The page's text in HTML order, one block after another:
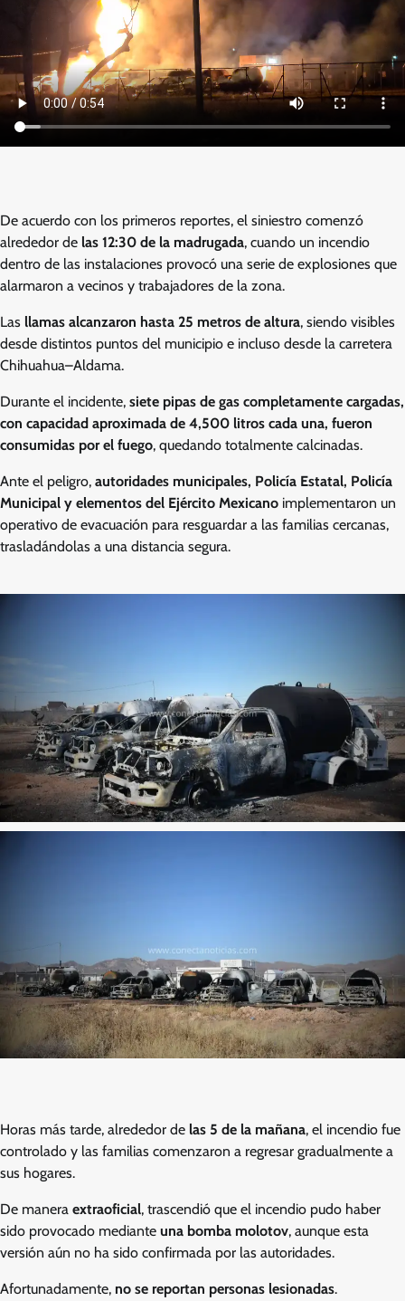
De acuerdo con los primeros reportes, el siniestro comenzó
alrededor de las 12:30 de la madrugada, cuando un incendio
dentro de las instalaciones provocó una serie de explosiones que
alarmaron a vecinos y trabajadores de la zona.
Las llamas alcanzaron hasta 25 metros de altura, siendo visibles
desde distintos puntos del municipio e incluso desde la carretera
Chihuahua–Aldama.
Durante el incidente, siete pipas de gas completamente cargadas,
con capacidad aproximada de 4,500 litros cada una, fueron
consumidas por el fuego, quedando totalmente calcinadas.
Ante el peligro, autoridades municipales, Policía Estatal, Policía
Municipal y elementos del Ejército Mexicano implementaron un
operativo de evacuación para resguardar a las familias cercanas,
trasladándolas a una distancia segura.
Horas más tarde, alrededor de las 5 de la mañana, el incendio fue
controlado y las familias comenzaron a regresar gradualmente a
sus hogares.
De manera extraoficial, trascendió que el incendio pudo haber
sido provocado mediante una bomba molotov, aunque esta
versión aún no ha sido confirmada por las autoridades.
Afortunadamente, no se reportan personas lesionadas.